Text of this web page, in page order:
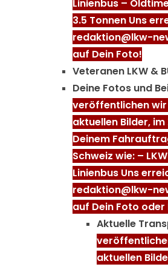
Linienbus –
3.5 Tonnen Uns
redaktion@lkw-
auf Dein Foto!
Veteranen LKW &
Deine Fotos und
veröffentlichen
aktuellen Bilder,
Deinem
Schweiz wie: –
Linienbus Uns
redaktion@lkw-
auf Dein Foto
Aktuelle
aktuellen